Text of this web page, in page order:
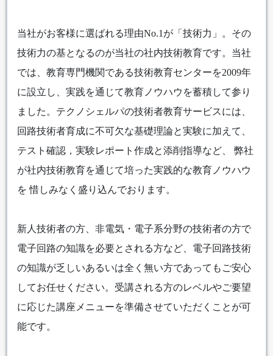
当社がお客様に選ばれる理由No.1が「技術力」。その
技術力の基となるのが当社の社内技術教育です。当社
では、教育専門機関である技術教育センターを2009年
に設立し、実践を通じて教育ノウハウを蓄積して参り
ました。テクノシェルパの技術者教育サービスには、
回路技術者育成に不可欠な基礎理論と実験に加えて、
テスト確認，実験レポート作成と添削指導など、 弊社
が社内技術教育を通じて培った実践的な教育ノウハウ
を 惜しみなく盛り込んでおります。
新人技術者の方、非電気・電子系分野の技術者の方で
電子回路の知識を必要とされる方など、電子回路技術
の知識が乏しいあるいは全く無い方であってもご安心
してお任せください。受講される方のレベルやご要望
に応じた講座メニューを準備させていただくことが可
能です。